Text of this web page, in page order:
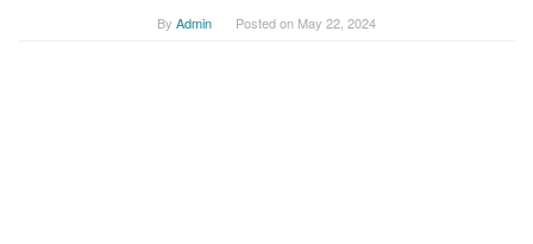
By Admin Posted on May 22, 2024